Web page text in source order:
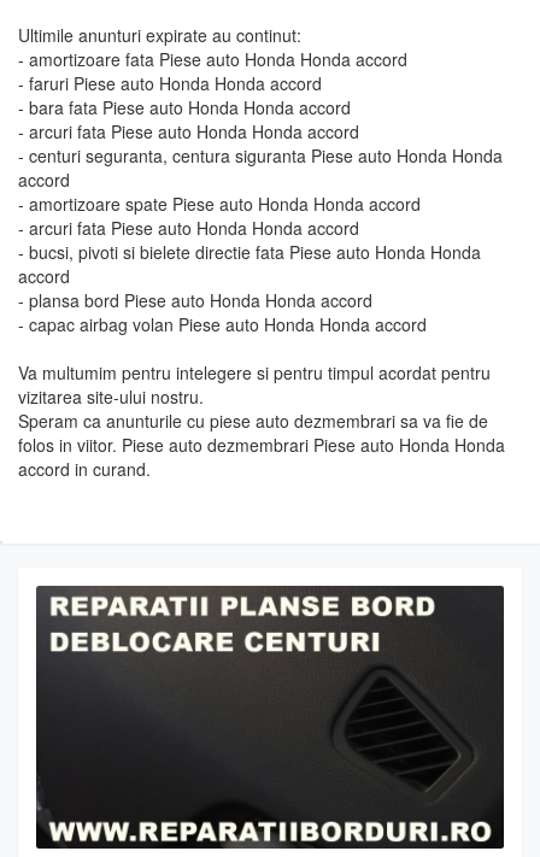
Ultimile anunturi expirate au continut:
- amortizoare fata Piese auto Honda Honda accord
- faruri Piese auto Honda Honda accord
- bara fata Piese auto Honda Honda accord
- arcuri fata Piese auto Honda Honda accord
- centuri seguranta, centura siguranta Piese auto Honda Honda
accord
- amortizoare spate Piese auto Honda Honda accord
- arcuri fata Piese auto Honda Honda accord
- bucsi, pivoti si bielete directie fata Piese auto Honda Honda
accord
- plansa bord Piese auto Honda Honda accord
- capac airbag volan Piese auto Honda Honda accord
Va multumim pentru intelegere si pentru timpul acordat pentru
vizitarea site-ului nostru.
Speram ca anunturile cu piese auto dezmembrari sa va fie de
folos in viitor. Piese auto dezmembrari Piese auto Honda Honda
accord in curand.